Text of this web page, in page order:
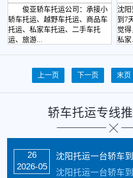
俊亚轿车托运公司：承接小
轿车托运、越野车托运、商品车
托运、私家车托运、二手车托
运、旅游...
沈阳
到7
觉得
私家
上一页 下一页 末页
轿车托运专线
26
2026-05
沈阳托运一台轿车